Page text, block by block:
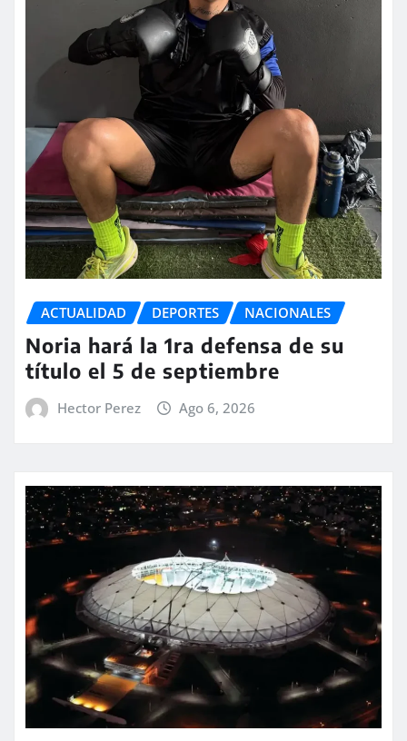
ACTUALIDAD DEPORTES NACIONALES
Noria hará la 1ra defensa de su
título el 5 de septiembre
Hector Perez Ago 6, 2026